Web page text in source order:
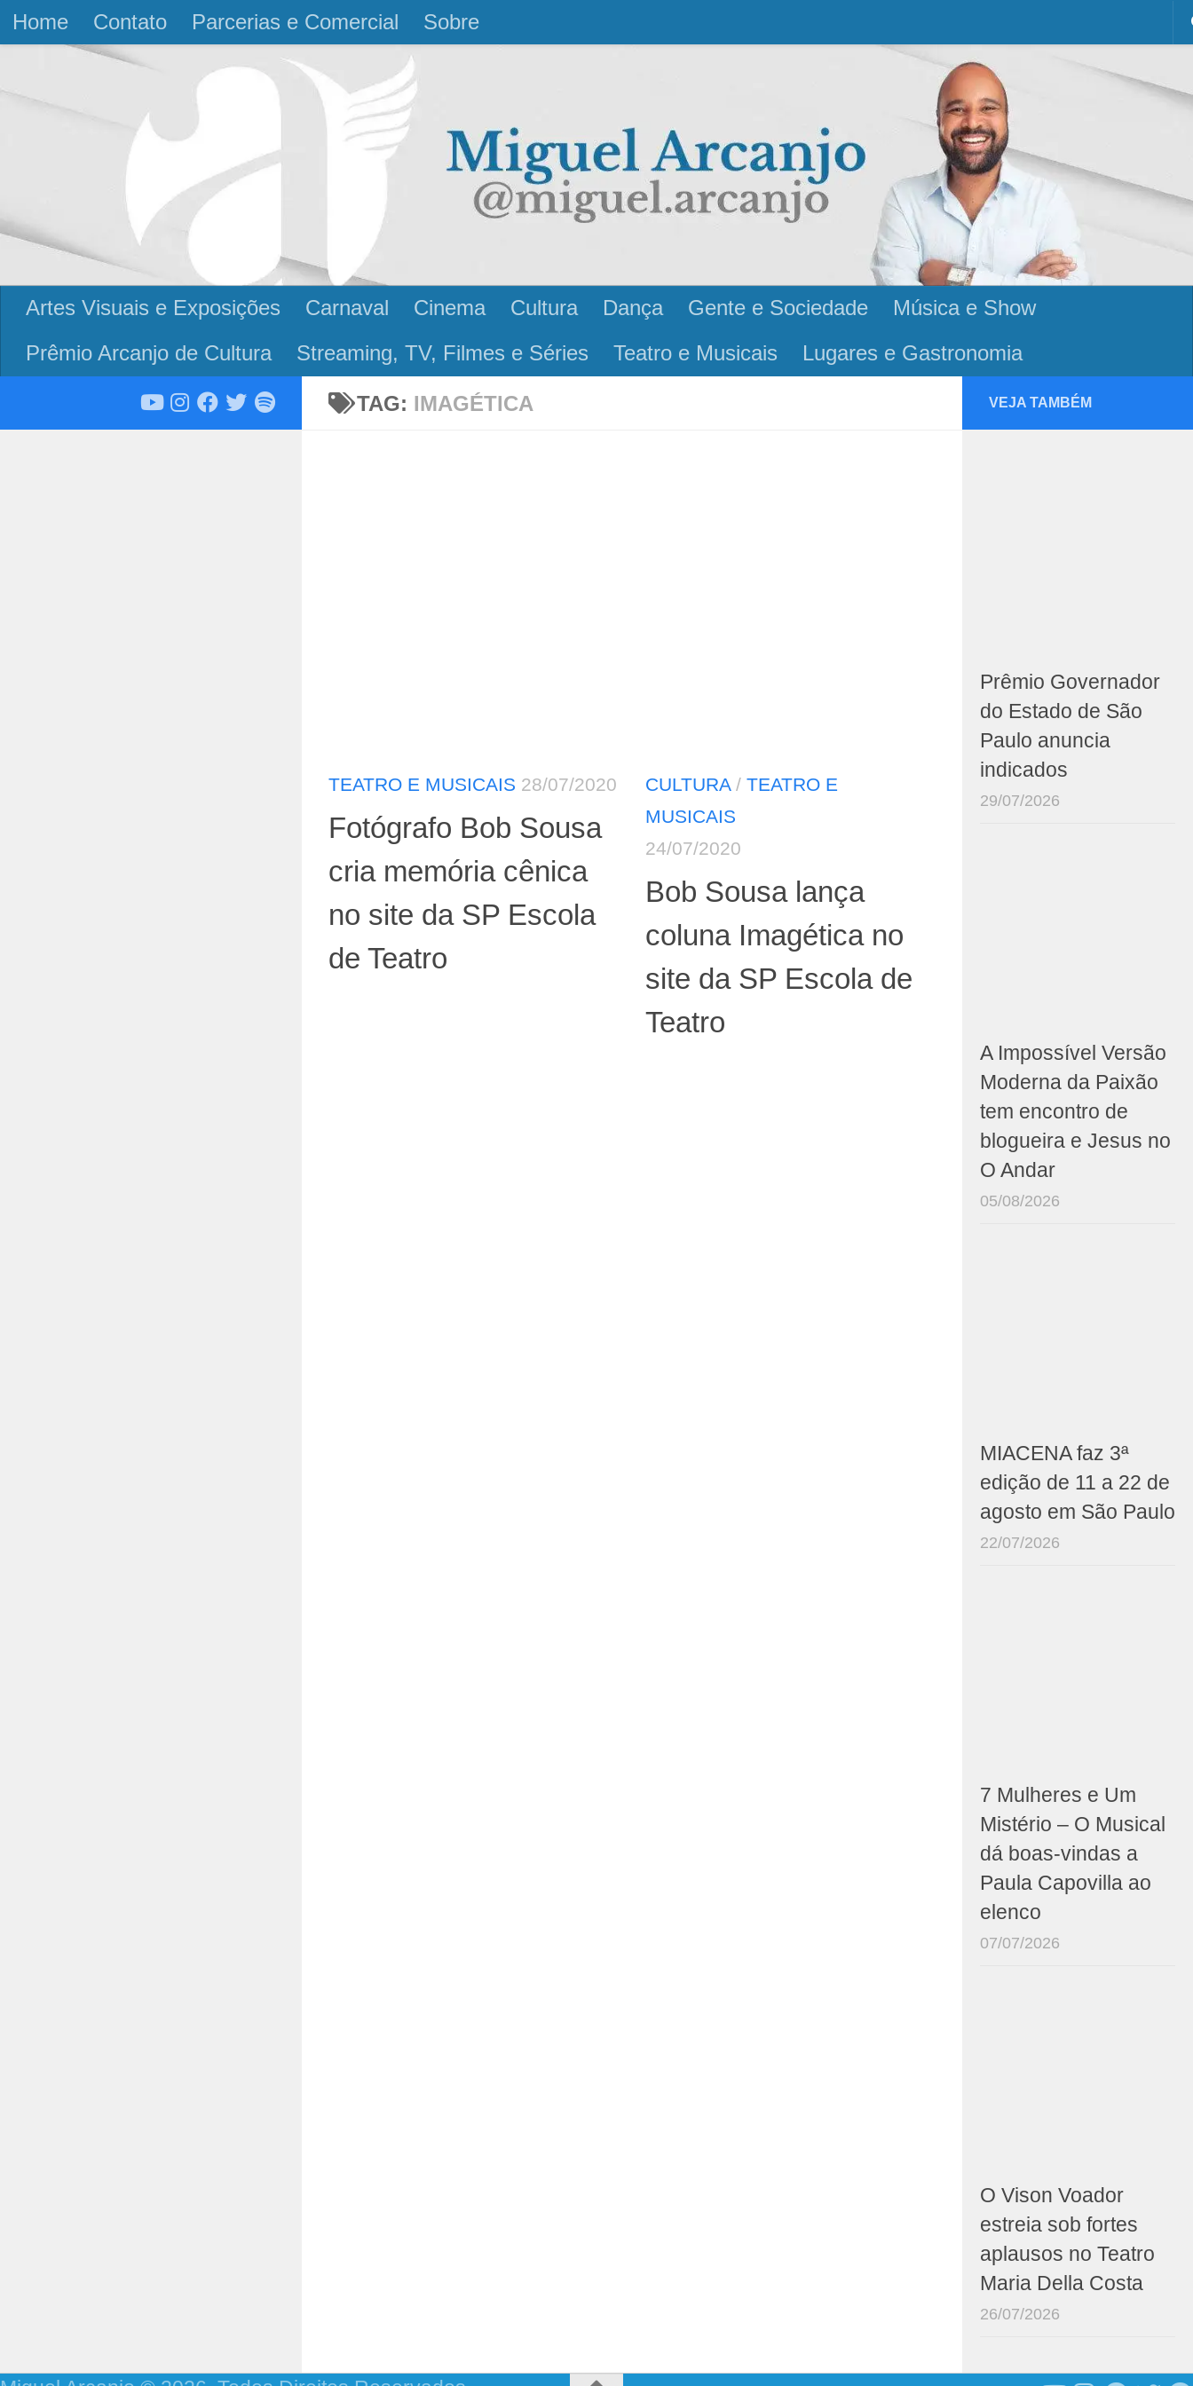
Skip to content
Home Contato Parcerias e Comercial Sobre
Artes Visuais e Exposições Carnaval Cinema Cultura Dança Gente e Sociedade
Música e Show
Prêmio Arcanjo de Cultura
Streaming, TV, Filmes e Séries Teatro e Musicais Lugares e Gastronomia
TAG: IMAGÉTICA
TEATRO E MUSICAIS 28/07/2020
Fotógrafo Bob Sousa
cria memória cênica
no site da SP Escola
de Teatro
CULTURA/ TEATRO E
MUSICAIS
24/07/2020
Bob Sousa lança
coluna Imagética no
site da SP Escola de
Teatro
VEJA TAMBÉM
Prêmio Governador
do Estado de São
Paulo anuncia
indicados
29/07/2026
A Impossível Versão
Moderna da Paixão
tem encontro de
blogueira e Jesus no
O Andar
05/08/2026
MIACENA faz 3ª
edição de 11 a 22 de
agosto em São Paulo
22/07/2026
7 Mulheres e Um
Mistério – O Musical
dá boas-vindas a
Paula Capovilla ao
elenco
07/07/2026
O Vison Voador
estreia sob fortes
aplausos no Teatro
Maria Della Costa
26/07/2026